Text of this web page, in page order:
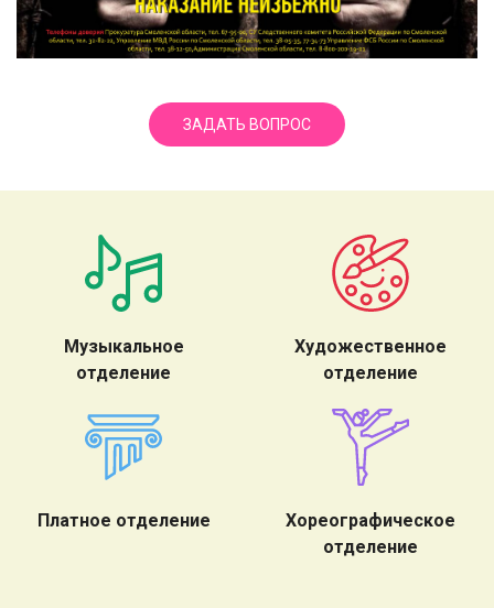
ЗАДАТЬ ВОПРОС
Музыкальное
отделение
Художественное
отделение
Платное отделение
Хореографическое
отделение